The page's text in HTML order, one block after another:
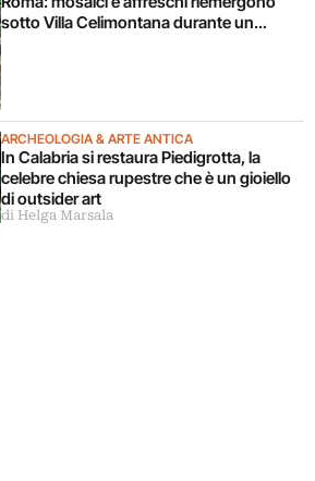
sotto Villa Celimontana durante un
ARCHEOLOGIA & ARTE ANTICA
In Calabria si restaura Piedigrotta, la
celebre chiesa rupestre che è un gioiello
di outsider art
di Helga Marsala